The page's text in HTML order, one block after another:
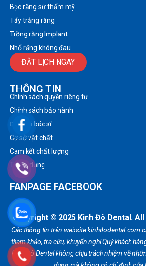
Bọc răng sứ thẩm mỹ
Tẩy trắng răng
Trồng răng Implant
Nhổ răng không đau
ĐẶT LỊCH NGAY
THÔNG TIN
Chính sách quyền riêng tư
Chính sách bảo hành
Đội ngũ bác sĩ
Cơ sở vật chất
Cam kết chất lượng
Tuyển dụng
FANPAGE FACEBOOK
Copyright © 2025 Kinh Đô Dental.
Các thông tin trên website kinhdodental.com
tham khảo, tra cứu, khuyến nghị Quý khách
Kinh Đô Dental không chịu trách nhiệm về